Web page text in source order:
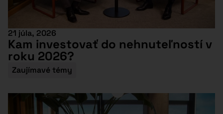
21 júla, 2026
Kam investovať do nehnuteľností v
roku 2026?
Zaujímavé témy